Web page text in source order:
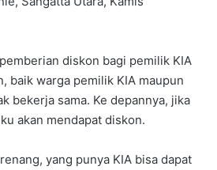
diskon bagi pemilik KIA
baik warga pemilik KIA maupun
bekerja sama. Ke depannya, jika
akan mendapat diskon.
yang punya KIA bisa dapat